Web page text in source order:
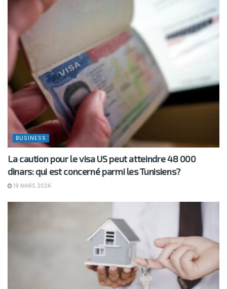
BUSINESS
La caution pour le visa US peut atteindre 48 000
dinars: qui est concerné parmi les Tunisiens?
19 MARS 2026